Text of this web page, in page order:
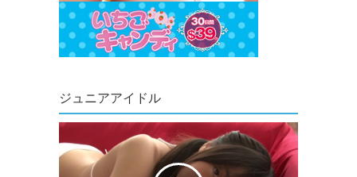
ジュニアアイドル